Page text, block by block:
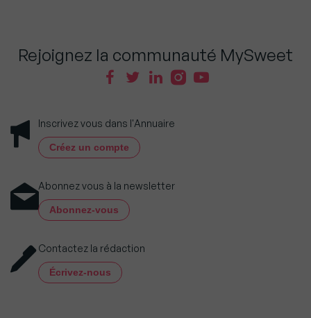
Rejoignez la communauté MySweet
Inscrivez vous dans l'Annuaire
Créez un compte
Abonnez vous à la newsletter
Abonnez-vous
Contactez la rédaction
Écrivez-nous